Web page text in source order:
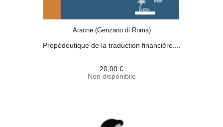
Aracne (Genzano di Roma)
Propédeutique de la traduction financière....
20,00 €
Non disponibile